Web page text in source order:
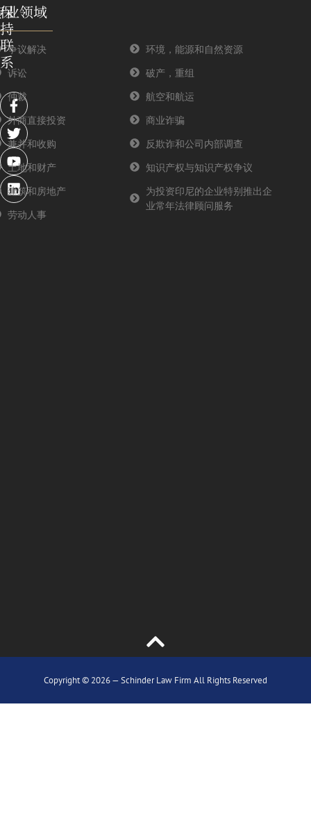
保
持
联
系
F
a
c
e
b
o
o
k
-
f
T
w
i
t
t
e
r
Y
o
u
t
u
b
e
L
i
n
k
e
d
i
n
业领域
争议解决
诉讼
仲裁
外商直接投资
兼并和收购
土地和财产
建筑和房地产
劳动人事
环境，能源和自然资源
破产，重组
航空和航运
商业诈骗
反欺诈和公司内部调查
知识产权与知识产权争议
为投资印尼的企业特别推出企
业常年法律顾问服务
Copyright © 2026 — Schinder Law Firm All Rights Reserved